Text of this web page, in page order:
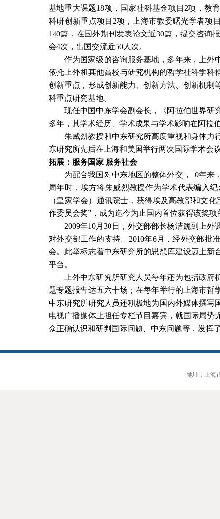
基地重大课题18项，国家社科基金项目 2项，教
科研创新重点项目 2项，上海市教委曙光学者项
140篇，在国外期刊发表论文近30篇，提交咨询
会4次，出国交流近50人次。
作为国家级的咨询服务基地，多年来，上外
依托上外和其他高校与研究机构的哲学社科学
创新重点，形成创新能力、创新方法、创新机
科重点研究基地。
现任中国中东学会副会长，《阿拉伯世界研
多年，其学术经历、学术成果与学术影响在阿拉
朱威烈教授和中东研究所高度重视和身体力
东研究所先后在上海和美国举行两次国际学术会
拓展：服务国家 服务社会
为配合我国对中东地区的整体外交， 10年来
周年时，埃方将朱威烈教授作为学术代表编入
（皇家学会）通讯院士，获得埃及高教部和文化
作委员会奖”，成为迄今为止国内首位获得该奖项
2009年10月30 日，外交部部长杨洁篪到上外
对外交部工作的支持。 2010年6月，经外交部批
会。此举标志着中东研究所的思想库建设迈上
平台。
上外中东研究所研究人员每年还为包括政
题专题报告达五六十场；在每年举行的上海市
中东研究所研究人员还积极地为国内外媒体撰
电视广播媒体上担任专栏节目嘉宾，就国际局
众正确认识和研判国际问题、中东问题等，发挥
地址：上海